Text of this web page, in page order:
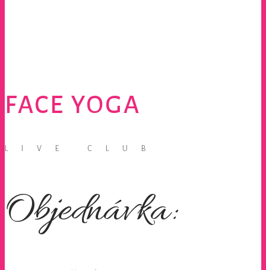
FACE YOGA
LIVE CLUB
Objednávka: